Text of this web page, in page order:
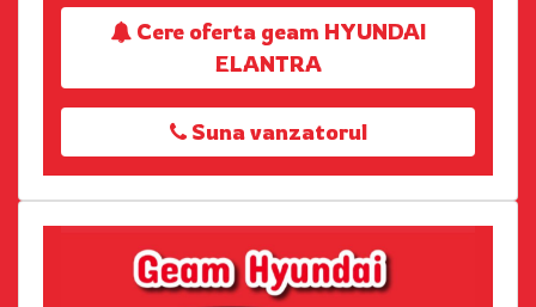
Cere oferta geam HYUNDAI
ELANTRA
Suna vanzatorul